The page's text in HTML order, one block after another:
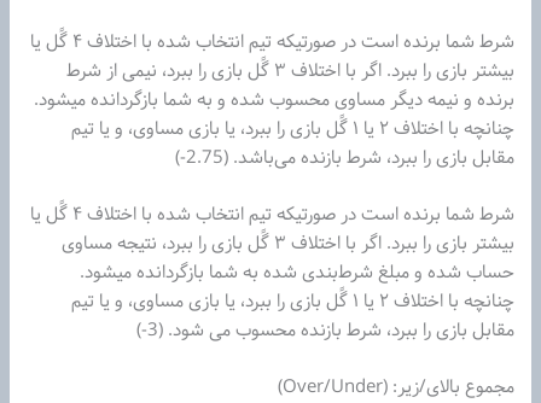
شرط شما برنده است در صورتیکه تیم‌ انتخاب شده با اختلاف ۴ گًل یا
بیشتر بازی را ببرد. اگر با اختلاف ۳ گًل بازی را ببرد، نیمی از شرط
برنده و نیمه دیگر مساوی محسوب شده و به شما بازگردانده میشود.
چنانچه با اختلاف ۲ یا ۱ گًل بازی را ببرد، یا بازی مساوی، و یا تیم‌
مقابل بازی را ببرد، شرط بازنده می‌باشد. (2.75-)
شرط شما برنده است در صورتیکه تیم‌ انتخاب شده با اختلاف ۴ گًل یا
بیشتر بازی را ببرد. اگر با اختلاف ۳ گًل بازی را ببرد، نتیجه مساوی
حساب شده و مبلغ شرط‌بندی شده به شما بازگردانده میشود.
چنانچه با اختلاف ۲ یا ۱ گًل بازی را ببرد، یا بازی مساوی، و یا تیم‌
مقابل بازی را ببرد، شرط بازنده محسوب می شود. (3-)
مجموع بالای/زیر: (Over/Under)